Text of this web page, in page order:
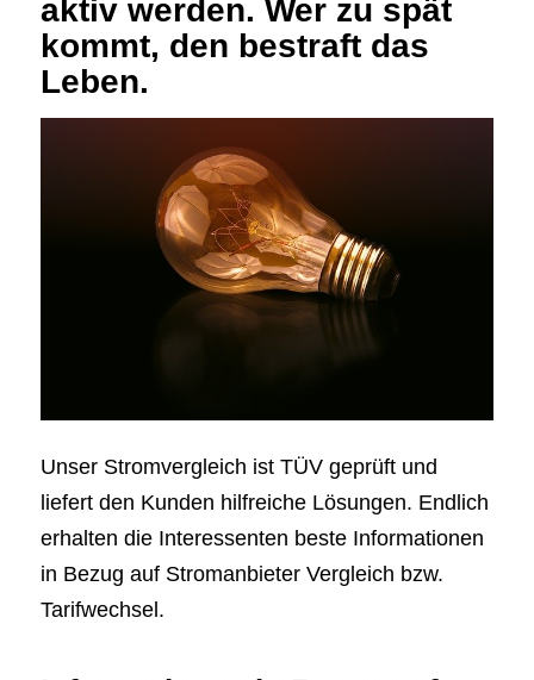
aktiv werden. Wer zu spät
kommt, den bestraft das
Leben.
Unser Stromvergleich ist TÜV geprüft und
liefert den Kunden hilfreiche Lösungen. Endlich
erhalten die Interessenten beste Informationen
in Bezug auf Stromanbieter Vergleich bzw.
Tarifwechsel.